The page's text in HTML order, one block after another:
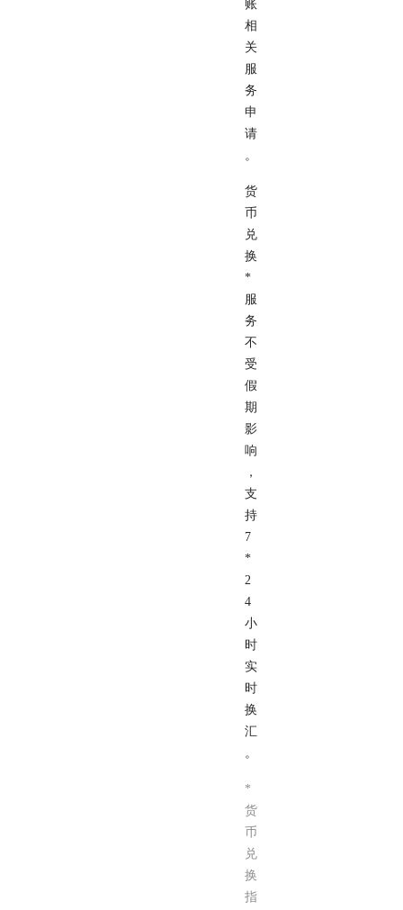
账
相
关
服
务
申
请
。
货
币
兑
换
*
服
务
不
受
假
期
影
响
，
支
持
7
*
2
4
小
时
实
时
换
汇
。
*
货
币
兑
换
指